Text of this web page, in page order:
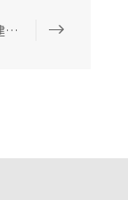
中共上海市金茂律师事务所第一支部委员会与民建黄浦区委第三十四支部举办共建协议签约仪式